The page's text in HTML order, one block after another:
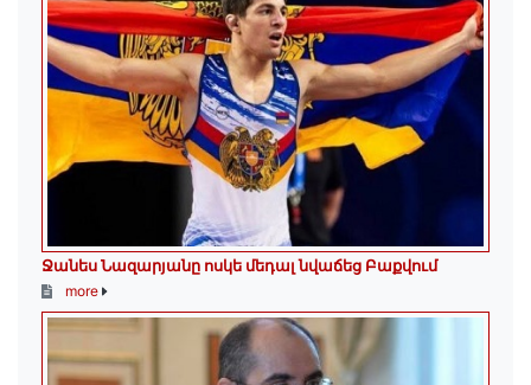
Ջանես Նազարյանը ոսկե մեդալ նվաճեց Բաքվում
more